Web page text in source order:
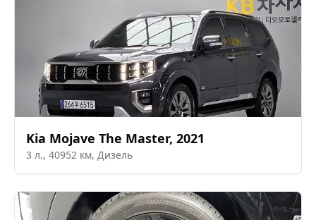
Kia Mojave The Master, 2021
3 л., 40952 км, Дизель